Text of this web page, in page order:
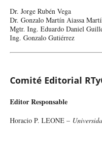
Dr. Jorge Rubén Vega
Dr. Gonzalo Martín Aiassa
Mgtr. Ing. Eduardo Daniel
Ing. Gonzalo Gutiérrez
Comité Editorial
Editor Responsable
Horacio P. LEONE –